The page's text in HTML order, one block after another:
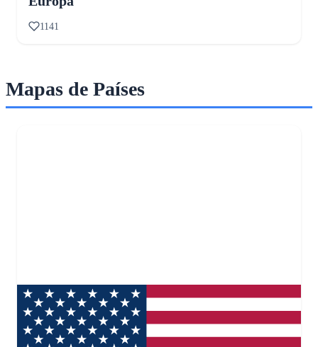
1141
Mapas de Países